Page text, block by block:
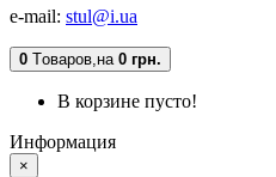
e-mail: stul@i.ua
0 Tоваров,на 0 грн.
В корзине пусто!
Информация
×